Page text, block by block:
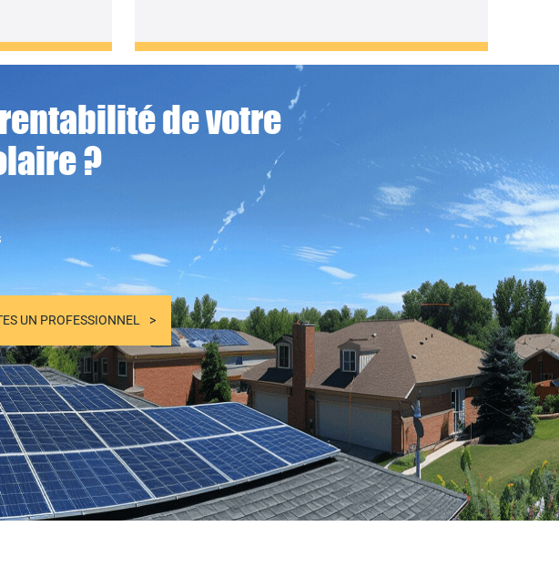
de votre
?
UN PROFESSIONNEL